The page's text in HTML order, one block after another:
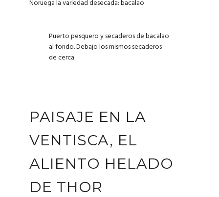
Noruega la variedad desecada: bacalao
Puerto pesquero y secaderos de bacalao
al fondo. Debajo los mismos secaderos
de cerca
PAISAJE EN LA
VENTISCA, EL
ALIENTO HELADO
DE THOR